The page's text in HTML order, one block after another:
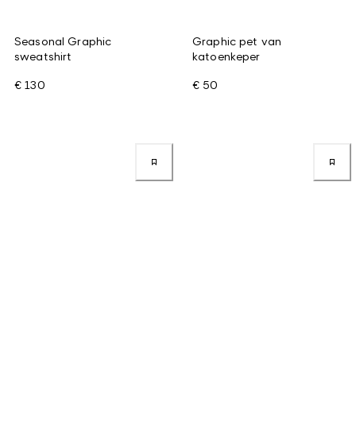
Seasonal Graphic
sweatshirt
€ 130
Graphic pet van
katoenkeper
€ 50